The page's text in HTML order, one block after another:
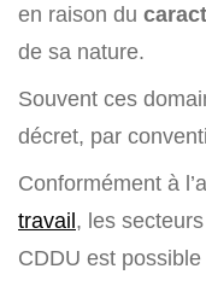
en raison du
de sa nature.
Souvent ces
décret, par
Conformément à
travail, les
CDDU est